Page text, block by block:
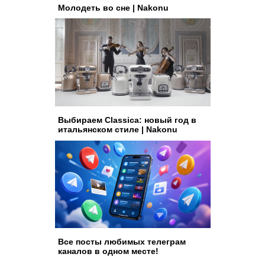
Молодеть во сне | Nakonu
Выбираем Classica: новый год в
итальянском стиле | Nakonu
Все посты любимых телеграм
каналов в одном месте!